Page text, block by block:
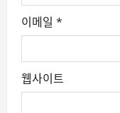
이메일 *
웹사이트